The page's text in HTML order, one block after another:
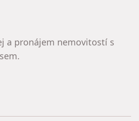
a pronájem nemovitostí s